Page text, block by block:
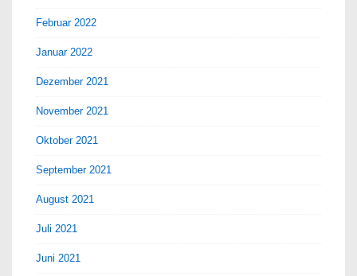
Februar 2022
Januar 2022
Dezember 2021
November 2021
Oktober 2021
September 2021
August 2021
Juli 2021
Juni 2021